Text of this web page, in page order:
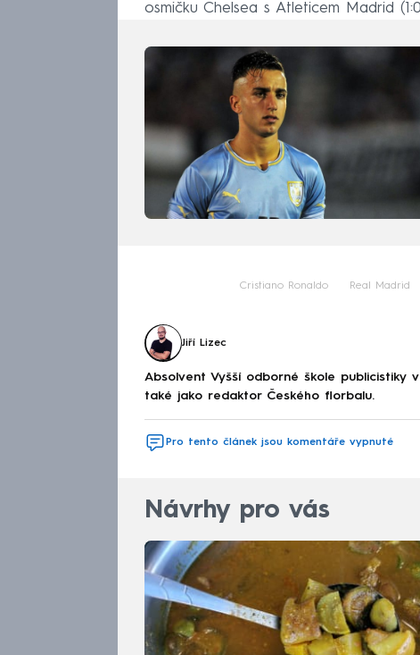
osmičku Chelsea s Atleticem Madrid
Cristiano Ronaldo Real Madrid
Jiří Lizec
Absolvent Vyšší odborné škole publicistiky
také jako redaktor Českého florbalu.
Pro tento článek jsou komentáře vypnuté
Návrhy pro vás